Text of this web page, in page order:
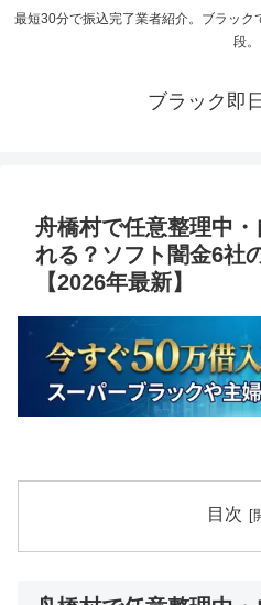
最短30分で振込完了業者紹介。ブラッ
段。
ブラック即
舟橋村で任意整理中
れる？ソフト闇金6社
【2026年最新】
目次